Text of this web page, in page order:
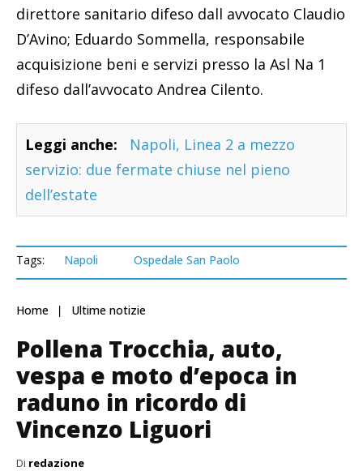
direttore sanitario difeso dall avvocato Claudio
D’Avino; Eduardo Sommella, responsabile
acquisizione beni e servizi presso la Asl Na 1
difeso dall’avvocato Andrea Cilento.
Leggi anche:
Napoli, Linea 2 a mezzo
servizio: due fermate chiuse nel pieno
dell’estate
Tags: Napoli Ospedale San Paolo
Home Ultime notizie
Pollena Trocchia, auto,
vespa e moto d’epoca in
raduno in ricordo di
Vincenzo Liguori
Di redazione